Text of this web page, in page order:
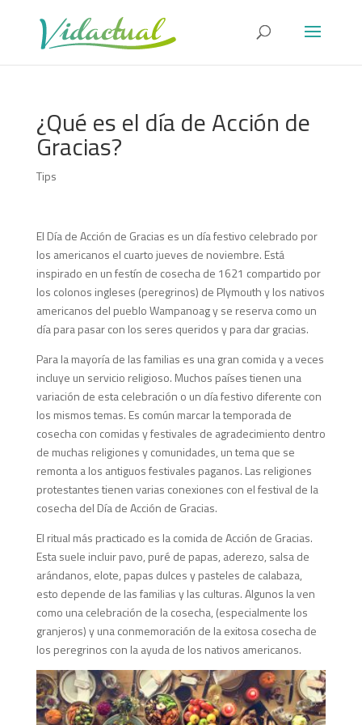
¿Qué es el día de Acción de
Gracias?
Tips
El Día de Acción de Gracias es un día festivo celebrado por
los americanos el cuarto jueves de noviembre. Está
inspirado en un festín de cosecha de 1621 compartido por
los colonos ingleses (peregrinos) de Plymouth y los nativos
americanos del pueblo Wampanoag y se reserva como un
día para pasar con los seres queridos y para dar gracias.
Para la mayoría de las familias es una gran comida y a veces
incluye un servicio religioso. Muchos países tienen una
variación de esta celebración o un día festivo diferente con
los mismos temas. Es común marcar la temporada de
cosecha con comidas y festivales de agradecimiento dentro
de muchas religiones y comunidades, un tema que se
remonta a los antiguos festivales paganos. Las religiones
protestantes tienen varias conexiones con el festival de la
cosecha del Día de Acción de Gracias.
El ritual más practicado es la comida de Acción de Gracias.
Esta suele incluir pavo, puré de papas, aderezo, salsa de
arándanos, elote, papas dulces y pasteles de calabaza,
esto depende de las familias y las culturas. Algunos la ven
como una celebración de la cosecha, (especialmente los
granjeros) y una conmemoración de la exitosa cosecha de
los peregrinos con la ayuda de los nativos americanos.